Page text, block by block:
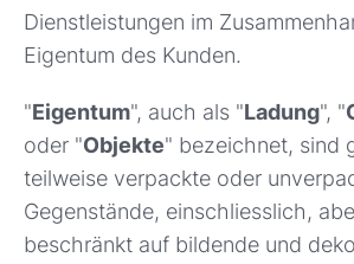
Dienstleistungen im
Eigentum des Kunden.
"Eigentum", auch als "Ladung", "
oder "Objekte" bezeichnet, sind
teilweise verpackte oder
Gegenstände, einschliesslich,
beschränkt auf bildende und